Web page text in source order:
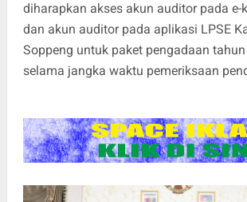
diharapkan akses akun auditor pada e-
dan akun auditor pada aplikasi LPSE
Soppeng untuk paket pengadaan
selama jangka waktu pemeriksaan